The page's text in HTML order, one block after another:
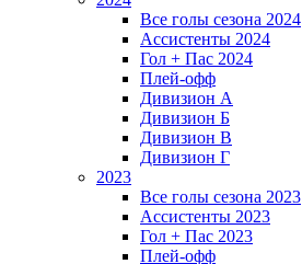
Все голы сезона 2024
Ассистенты 2024
Гол + Пас 2024
Плей-офф
Дивизион A
Дивизион Б
Дивизион В
Дивизион Г
2023
Все голы сезона 2023
Ассистенты 2023
Гол + Пас 2023
Плей-офф